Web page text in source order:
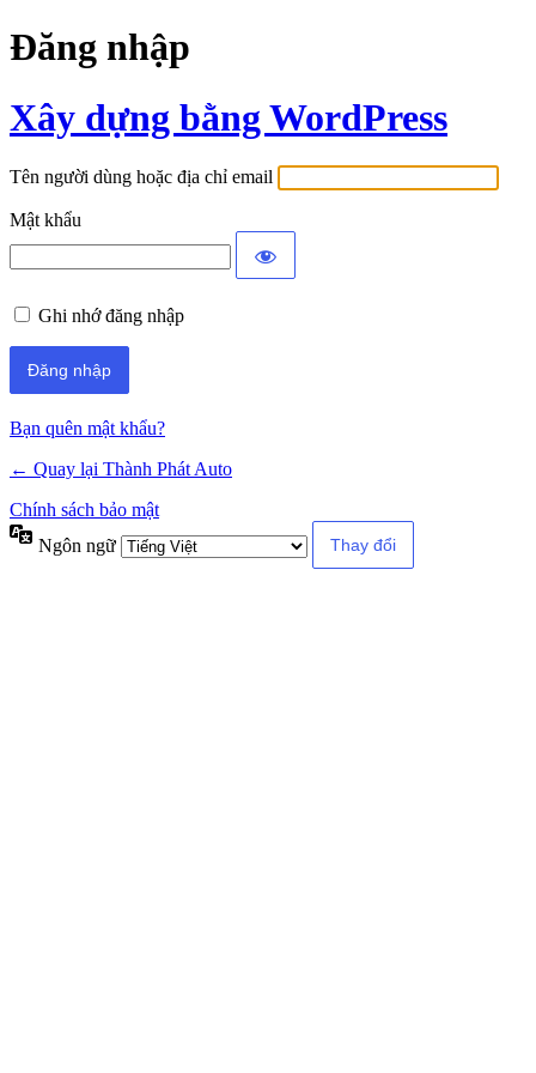
Đăng nhập
Xây dựng bằng WordPress
Tên người dùng hoặc địa chỉ email
Mật khẩu
Ghi nhớ đăng nhập
Bạn quên mật khẩu?
← Quay lại Thành Phát Auto
Chính sách bảo mật
Ngôn ngữ